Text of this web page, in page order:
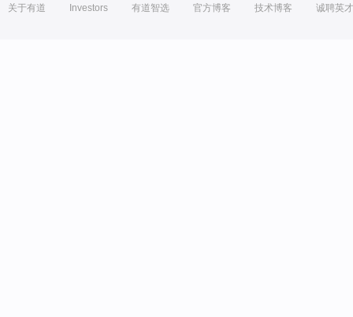
关于有道 Investors 有道智选 官方博客 技术博客 诚聘英才